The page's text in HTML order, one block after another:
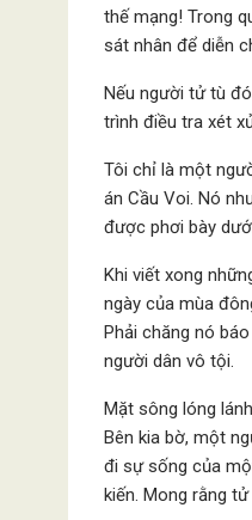
thế mạng! Trong
sát nhân để diễn
Nếu người tử tù
trình điều tra xét
Tôi chỉ là một
án Cầu Voi. Nó
được phơi bày
Khi viết xong
ngày của mùa
Phải chăng nó
người dân vô tội.
Mặt sông lóng
Bên kia bờ, một
đi sự sống của
kiến. Mong rằng